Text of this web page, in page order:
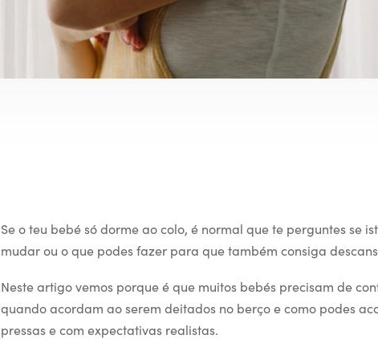
Se o teu bebé só dorme ao colo, é normal que te perguntes se
mudar ou o que podes fazer para que também consiga
Neste artigo vemos porque é que muitos bebés precisam de
quando acordam ao serem deitados no berço e como podes
pressas e com expectativas realistas.